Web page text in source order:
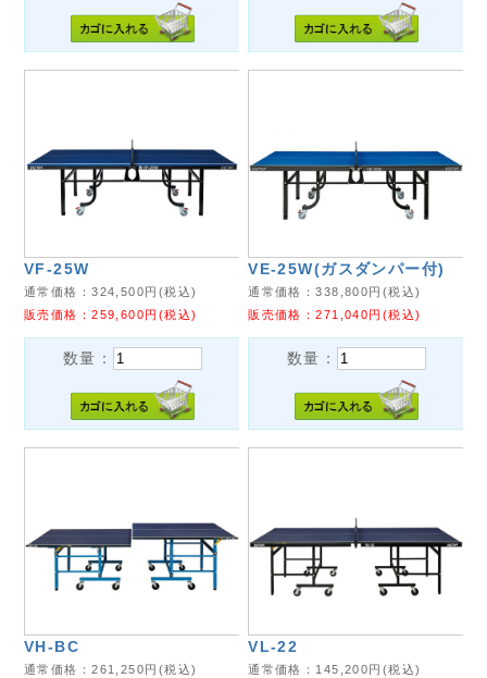
VF-25W
通常価格：324,500円(税込)
販売価格：259,600円(税込)
数量：
VE-25W(ガスダンパー付)
通常価格：338,800円(税込)
販売価格：271,040円(税込)
数量：
VH-BC
通常価格：261,250 円(税込)
VL-22
通常価格： 145,200 円(税込)